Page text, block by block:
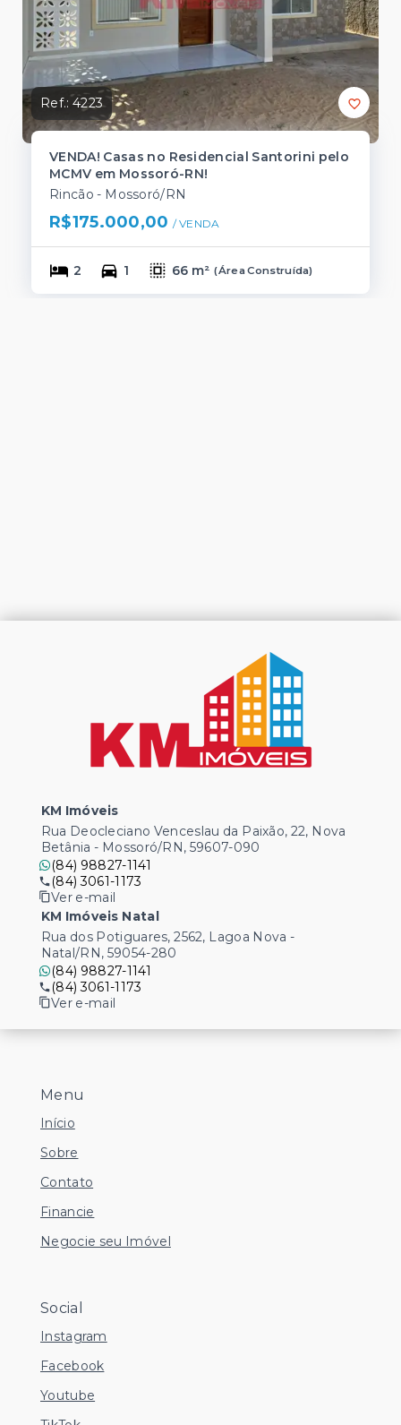
Ref.:4223
VENDA! Casas no Residencial Santorini pelo
MCMV em Mossoró-RN!
Rincão - Mossoró/RN
R$175.000,00 / VENDA
2 1 66 m² (Área Construída)
Menu
Início
Sobre
Contato
Financie
Negocie seu Imóvel
Social
Instagram
Facebook
Youtube
KM Imóveis
Rua Deocleciano Venceslau da Paixão, 22, Nova
Betânia - Mossoró/RN, 59607-090
(84) 98827-1141
(84) 3061-1173
Ver e-mail
KM Imóveis Natal
Rua dos Potiguares, 2562, Lagoa Nova -
Natal/RN, 59054-280
(84) 98827-1141
(84) 3061-1173
Ver e-mail